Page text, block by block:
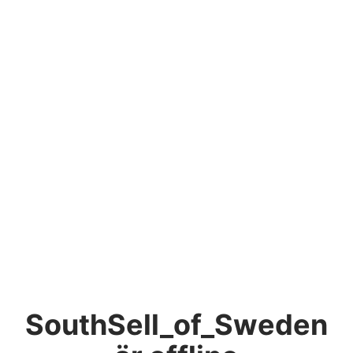
SouthSell_of_Sweden